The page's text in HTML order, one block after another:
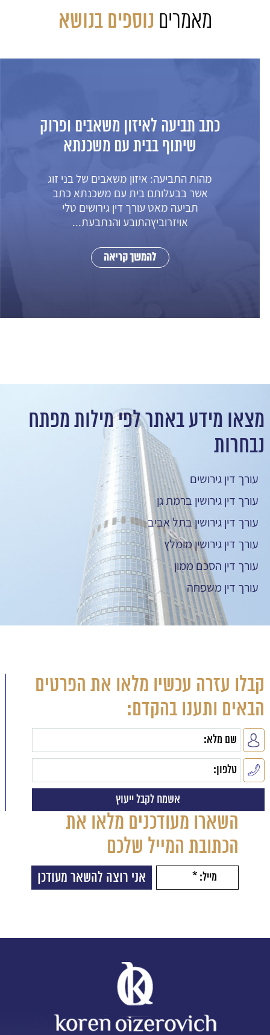
מאמרים נוספים בנושא
כתב תביעה לאיזון משאבים ופרוק
שיתוף בבית עם משכנתא
מהות התביעה: איזון משאבים של בני זוג
אשר בבעלותם בית עם משכנתא כתב
תביעה מאט עורך דין גירושים טלי
אויזרוביץהתובע והנתבעת...
להמשך קריאה
מצאו מידע באתר לפי מילות מפתח
נבחרות
עורך דין גירושים
עורך דין גירושין ברמת גן
עורך דין גירושין בתל אביב
עורך דין גירושין מומלץ
עורך דין הסכם ממון
עורך דין משפחה
קבלו עזרה עכשיו מלאו את הפרטים
הבאים ותענו בהקדם:
השארו מעודכנים מלאו את
הכתובת המייל שלכם